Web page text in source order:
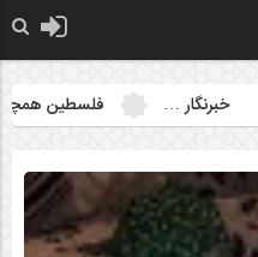
خبرنگار … فلسطین همچنان